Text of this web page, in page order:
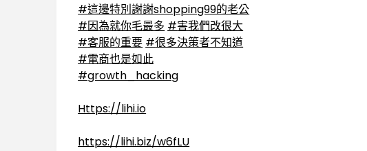
#這邊特別謝謝shopping99的老公
#因為就你毛最多 #害我們改很大
#客服的重要 #很多決策者不知道
#電商也是如此
#growth_hacking
Https://lihi.io
https://lihi.biz/w6fLU